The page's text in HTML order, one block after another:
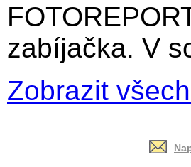
zabíjačka. V
Zobrazit